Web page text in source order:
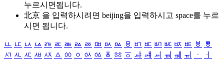
누르시면됩니다.
北京 을 입력하시려면 beijing을 입력하시고 space를 누르
시면 됩니다.
ㅥ ㅦ ㅧ ㅨ ㅩ ㅪ ㅫ ㅬ ㅭ ㅮ ㅯ ㅰ ㅱ ㅲ ㅳ ㅴ ㅵ ㅶ ㅷ ㅸ
ㅹ
ㅺ ㅻ ㅼ ㅽ ㅾ ㅿ ㆀ ㆁ ㆂ ㆃ ㆄ ㆅ ㆆ ㆇ ㆈ ㆉ ㆊ ㆋ ㆌ ㆍ
ㆎ